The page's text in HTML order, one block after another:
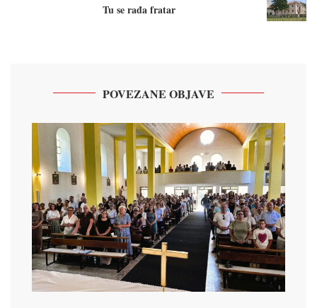
Tu se rađa fratar
POVEZANE OBJAVE